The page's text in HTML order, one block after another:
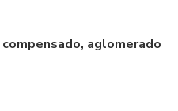
aglomerado